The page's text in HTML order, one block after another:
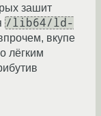
зашит
/lib64/ld-
вкупе
лёгким